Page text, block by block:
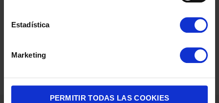
Estadística
Marketing
PERMITIR TODAS LAS COOKIES
SARTEN TEFAL G33307 EXPERTISE 30CM INDUCCION